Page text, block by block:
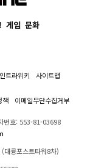
게임 문화
인트라위키 사이트맵
책 이메일무단수집거부
번호: 553-81-03698
대륭포스트타워8차)